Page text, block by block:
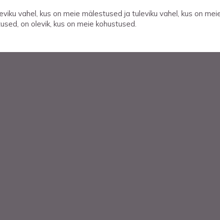
vahel, kus on meie mälestused ja tuleviku vahel, kus on
on olevik, kus on meie kohustused.